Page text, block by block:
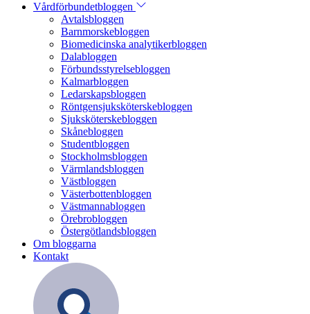
Vårdförbundetbloggen
Avtalsbloggen
Barnmorskebloggen
Biomedicinska analytikerbloggen
Dalabloggen
Förbundsstyrelsebloggen
Kalmarbloggen
Ledarskapsbloggen
Röntgensjuksköterskebloggen
Sjuksköterskebloggen
Skånebloggen
Studentbloggen
Stockholmsbloggen
Värmlandsbloggen
Västbloggen
Västerbottenbloggen
Västmannabloggen
Örebrobloggen
Östergötlandsbloggen
Om bloggarna
Kontakt